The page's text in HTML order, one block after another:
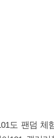
도 팬덤 체